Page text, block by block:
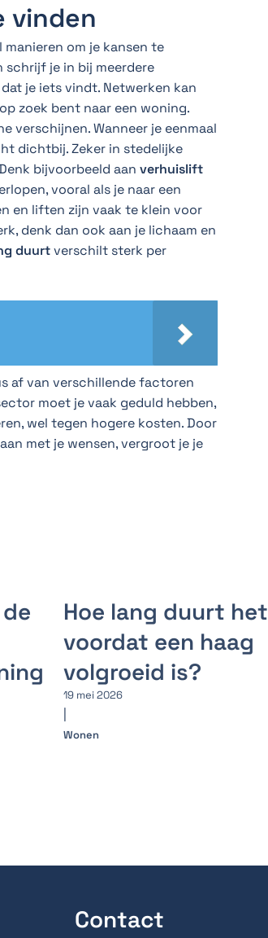
vinden
om je kansen te
schrijf je in bij meerdere
je iets vindt. Netwerken kan
zoek bent naar een woning.
verschijnen. Wanneer je eenmaal
dichtbij. Zeker in stedelijke
bijvoorbeeld aan verhuislift
vooral als je naar een
en liften zijn vaak te klein voor
denk dan ook aan je lichaam en
duurtverschilt sterk per
af van verschillende factoren
moet je vaak geduld hebben,
wel tegen hogere kosten. Door
met je wensen, vergroot je je
Hoe lang duurt het
voordat een haag
volgroeid is?
19 mei 2026
Wonen
Contact